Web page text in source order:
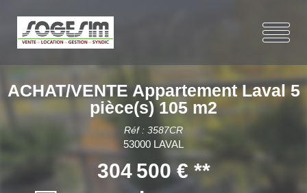
ACHAT/VENTE Appartement Laval 5
pièce(s) 105 m2
Réf : 3587CR
53000 LAVAL
304 500 € **